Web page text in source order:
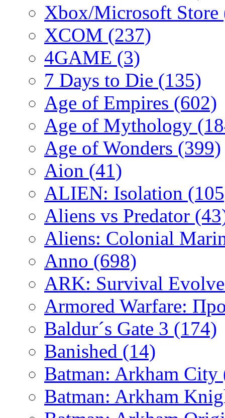
Xbox/Microsoft Store
XCOM (237)
4GAME (3)
7 Days to Die (135)
Age of Empires (602)
Age of Mythology
Age of Wonders (399)
Aion (41)
ALIEN: Isolation
Aliens vs Predator
Aliens: Colonial
Anno (698)
ARK: Survival
Armored Warfare:
Baldur´s Gate 3 (174)
Banished (14)
Batman: Arkham City
Batman: Arkham